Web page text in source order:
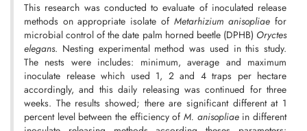
This research was conducted to evaluate of inoculated release
methods on appropriate isolate of Metarhizium anisopliae for
microbial control of the date palm horned beetle (DPHB) Oryctes
elegans. Nesting experimental method was used in this study.
The nests were includes: minimum, average and maximum
inoculate release which used 1, 2 and 4 traps per hectare
accordingly, and this daily releasing was continued for three
weeks. The results showed; there are significant different at 1
percent level between the efficiency of M. anisopliaein different